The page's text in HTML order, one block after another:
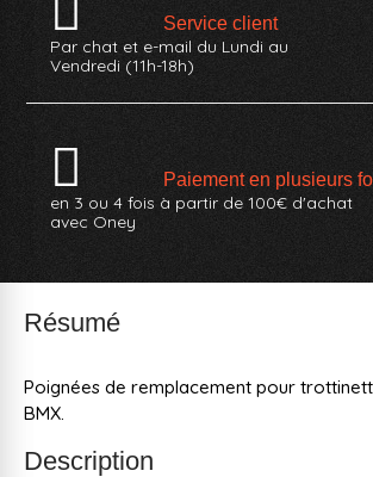
Service client
Par chat et e-mail du Lundi au
Vendredi (11h-18h)
Paiement en plusieurs
en 3 ou 4 fois à partir de 100€ d'achat
avec Oney
Résumé
Poignées de remplacement pour
BMX.
Description